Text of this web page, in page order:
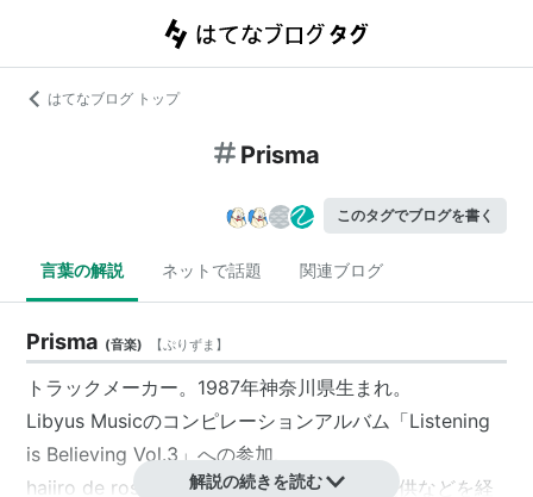
はてなブログ トップ
Prisma
このタグでブログを書く
言葉の解説 ネットで話題 関連ブログ
Prisma (音楽) 【ぷりずま 】
トラックメーカー。1987年神奈川県生まれ。
Libyus Musicのコンピレーションアルバム「Listening
is Believing Vol.3」への参加、
haiiro de rossiの「True Blues」への楽曲提供などを経
解説の続きを読む